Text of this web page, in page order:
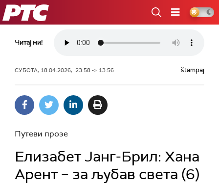
РТС
Читај ми!
СУБОТА, 18.04.2026, 23:58 -> 13:56 štampaj
Путеви прозе
Елизабет Јанг-Брил: Хана
Арент – за љубав света (6)